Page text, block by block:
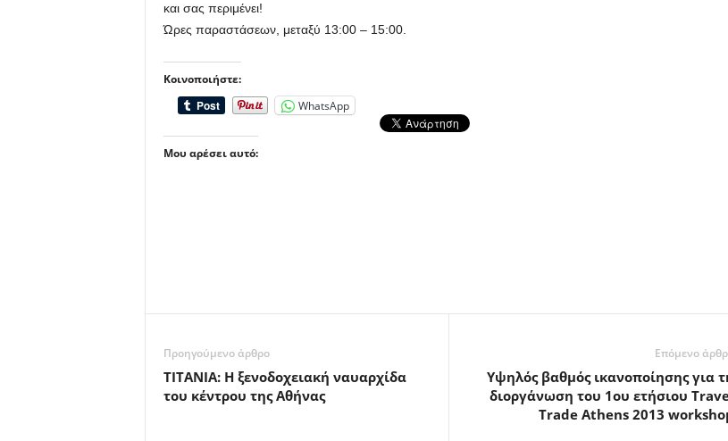
και σας περιμένει!
Ώρες παραστάσεων, μεταξύ 13:00 – 15:00.
Κοινοποιήστε:
WhatsApp
Μου αρέσει αυτό:
Προηγούμενο άρθρο
ΤΙΤΑΝΙΑ: Η ξενοδοχειακή ναυαρχίδα
του κέντρου της Αθήνας
Επόμενο
Υψηλός βαθμός ικανοποίησης για
διοργάνωση του 1ου ετήσιου
Trade Athens 2013